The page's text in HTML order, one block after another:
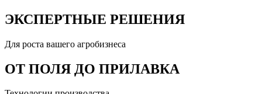
ЭКСПЕРТНЫЕ РЕШЕНИЯ
Для роста вашего агробизнеса
ОТ ПОЛЯ ДО ПРИЛАВКА